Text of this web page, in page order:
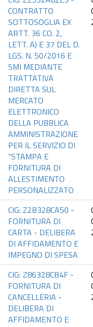
CONTRATTO
SOTTOSOGLIA EX
ARTT. 36 CO. 2,
LETT. A) E 37 DEL D.
LGS. N. 50/2016 E
SMI MEDIANTE
TRATTATIVA
DIRETTA SUL
MERCATO
ELETTRONICO
DELLA PUBBLICA
AMMINISTRAZIONE
PER IL SERVIZIO DI
“STAMPA E
FORNITURA DI
ALLESTIMENTO
PERSONALIZZATO
CIG: Z2B328CA50 -
FORNITURA DI
CARTA - DELIBERA
DI AFFIDAMENTO E
IMPEGNO DI SPESA
CIG: Z86328CB4F -
FORNITURA DI
CANCELLERIA -
DELIBERA DI
AFFIDAMENTO E